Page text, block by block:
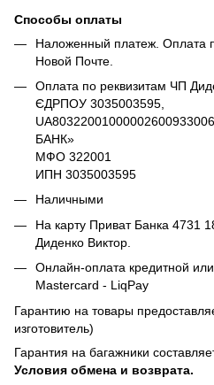
Способы оплаты
Наложенный платеж. Оплата
Новой Почте.
Оплата по реквизитам ЧП
ЄДРПОУ 3035003595,
БАНК»
МФО 322001
ИПН 3035003595
Наличными
На карту Приват Банка 4731
Диденко Виктор.
Онлайн-оплата кредитной
Mastercard - LiqPay
Гарантию на товары
изготовитель)
Гарантия на багажники
Условия обмена и возврата.